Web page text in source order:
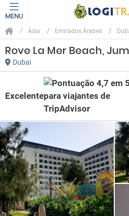
MENU
Ásia Emirados Árabes
Rove La Mer Beach,
Dubai
Excelente